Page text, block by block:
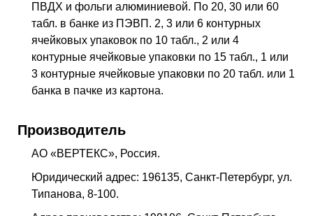
ПВДХ и фольги алюминиевой. По 20, 30 или 60
табл. в банке из ПЭВП . 2, 3 или 6 контурных
ячейковых упаковок по 10 табл., 2 или 4
контурные ячейковые упаковки по 15 табл., 1 или
3 контурные ячейковые упаковки по 20 табл. или 1
банка в пачке из картона.
Производитель
АО «ВЕРТЕКС», Россия.
Юридический адрес: 196135, Санкт-Петербург, ул.
Типанова, 8-100.